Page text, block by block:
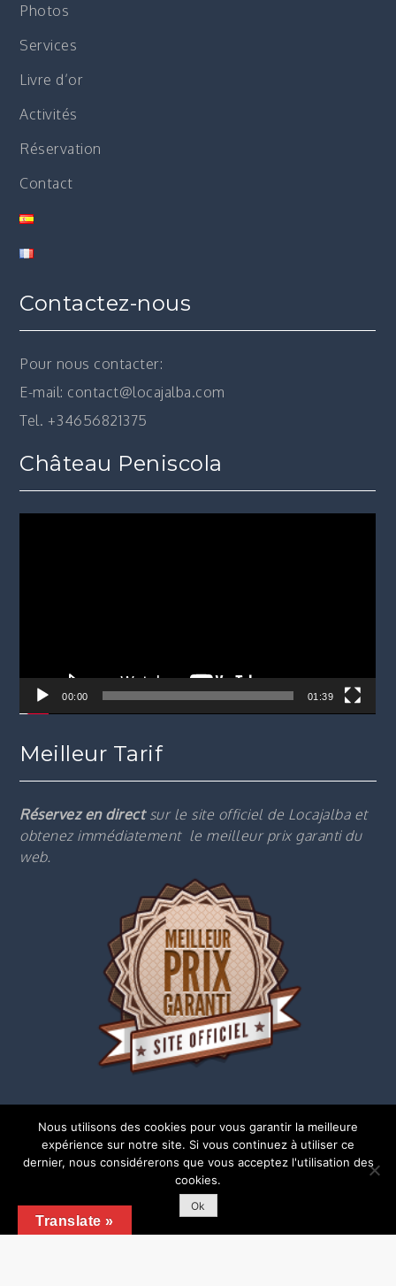
Photos
Services
Livre d’or
Activités
Réservation
Contact
Contactez-nous
Pour nous contacter:
E-mail: contact@locajalba.com
Tel. +34656821375
Château Peniscola
00:00 01:39
Meilleur Tarif
Réservez en directsur le site officiel de Locajalba et
obtenez immédiatement le meilleur prix garanti du
web.
Copyright © 2018 | Tous droits réservés |
légales
Shark Business byShark Themes
Translate »
Nous utilisons des cookies pour vous garantir la meilleure
expérience sur notre site. Si vous continuez à utiliser ce
dernier, nous considérerons que vous acceptez l'utilisation des
cookies.
Ok